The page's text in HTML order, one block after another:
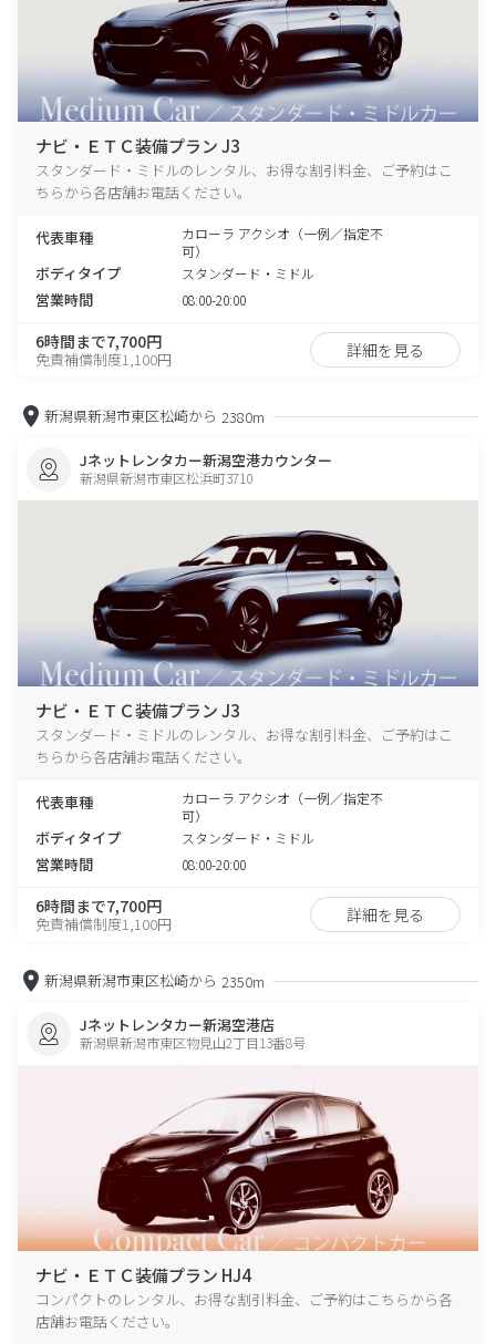
ナビ・ＥＴＣ装備プラン J3
スタンダード・ミドルのレンタル、お得な割引料金、ご予約はこ
ちらから各店舗お電話ください。
代表車種
カローラ アクシオ（一例／指定不
可）
ボディタイプ スタンダード・ミドル
営業時間 08:00-20:00
6時間まで7,700円
免責補償制度1,100円 詳細を見る
新潟県新潟市東区松崎から 2380m
Jネットレンタカー新潟空港カウンター
新潟県新潟市東区松浜町3710
ナビ・ＥＴＣ装備プラン J3
スタンダード・ミドルのレンタル、お得な割引料金、ご予約はこ
ちらから各店舗お電話ください。
代表車種
カローラ アクシオ（一例／指定不
可）
ボディタイプ スタンダード・ミドル
営業時間 08:00-20:00
6時間まで7,700円
免責補償制度1,100円 詳細を見る
新潟県新潟市東区松崎から 2350m
Jネットレンタカー新潟空港店
新潟県新潟市東区物見山2丁目13番8号
ナビ・ＥＴＣ装備プラン HJ4
コンパクトのレンタル、お得な割引料金、ご予約はこちらから各
店舗お電話ください。